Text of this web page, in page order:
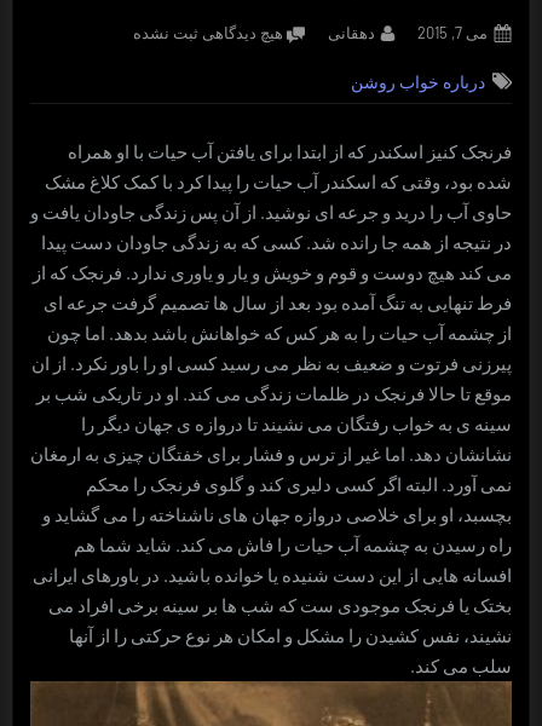
Posted
می 7, 2015 By
دهقانی هیچ دیدگاهیبرای
فلج
ثبت نشده
درباره خواب روشن
فرنجک کنیز اسکندر که از ابتدا برای یافتن آب حیات با او همراه
شده بود، وقتی که اسکندر آب حیات را پیدا کرد با کمک کلاغ مشک
حاوی آب را درید و جرعه ای نوشید. از آن پس زندگی جاودان یافت و
در نتیجه از همه جا رانده شد. کسی که به زندگی جاودان دست پیدا
می کند هیچ دوست و قوم و خویش و یار و یاوری ندارد. فرنجک که از
فرط تنهایی به تنگ آمده بود بعد از سال ها تصمیم گرفت جرعه ای
از چشمه آب حیات را به هر کس که خواهانش باشد بدهد. اما چون
پیرزنی فرتوت و ضعیف به نظر می رسید کسی او را باور نکرد. از ان
موقع تا حالا فرنجک در ظلمات زندگی می کند. او در تاریکی شب بر
سینه ی به خواب رفتگان می نشیند تا دروازه ی جهان دیگر را
نشانشان دهد. اما غیر از ترس و فشار برای خفتگان چیزی به ارمغان
نمی آورد. البته اگر کسی دلیری کند و گلوی فرنجک را محکم
بچسبد، او برای خلاصی دروازه جهان های ناشناخته را می گشاید و
راه رسیدن به چشمه آب حیات را فاش می کند. شاید شما هم
افسانه هایی از این دست شنیده یا خوانده باشید. در باورهای ایرانی
بختک یا فرنجک موجودی ست که شب ها بر سینه برخی افراد می
نشیند، نفس کشیدن را مشکل و امکان هر نوع حرکتی را از آنها
سلب می کند.